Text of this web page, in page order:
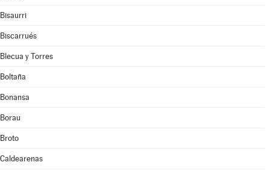
Bisaurri
Biscarrués
Blecua y Torres
Boltaña
Bonansa
Borau
Broto
Caldearenas